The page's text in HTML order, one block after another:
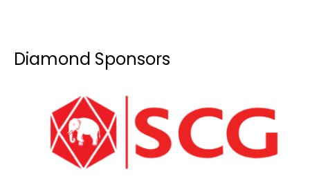
Diamond Sponsors